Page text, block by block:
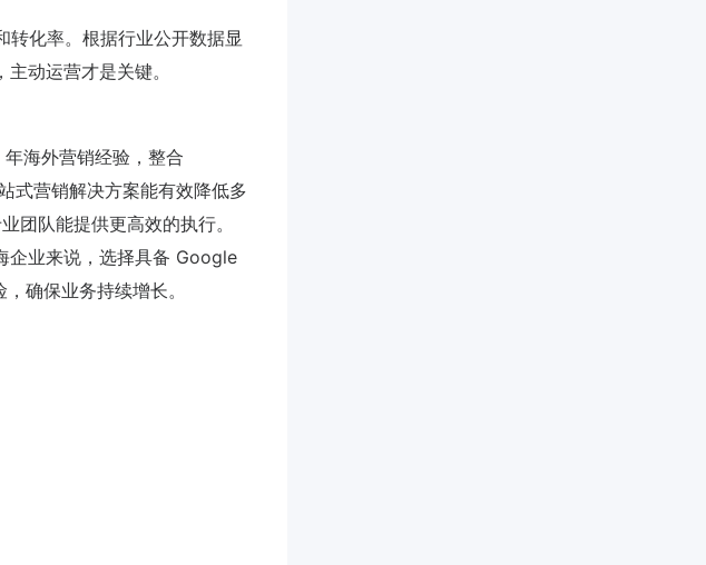
转化率。根据行业公开数据显
动运营才是关键。
海外营销经验，整合
式营销解决方案能有效降低多
团队能提供更高效的执行。
企业来说，选择具备 Google
确保业务持续增长。